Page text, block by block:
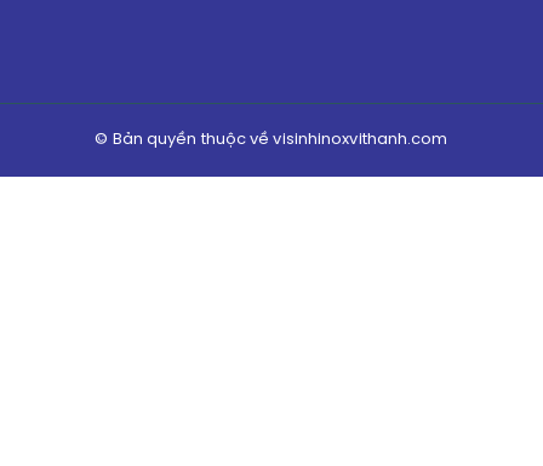
© Bản quyền thuộc về visinhinoxvithanh.com